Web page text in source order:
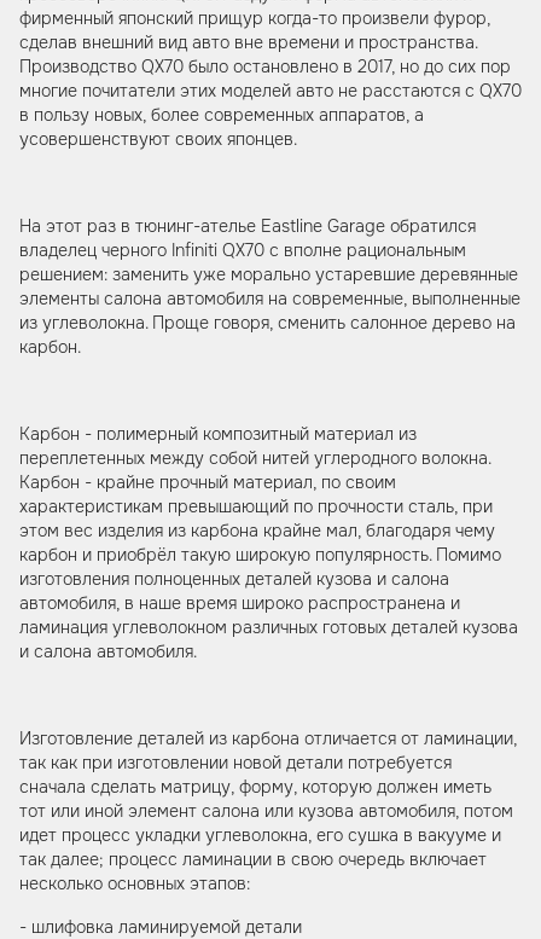
фирменный японский прищур когда-то произвели фурор,
сделав внешний вид авто вне времени и пространства.
Производство QX70 было остановлено в 2017, но до сих пор
многие почитатели этих моделей авто не расстаются с QX70
в пользу новых, более современных аппаратов, а
усовершенствуют своих японцев.
На этот раз в тюнинг-ателье Eastline Garage обратился
владелец черного Infiniti QX70 с вполне рациональным
решением: заменить уже морально устаревшие деревянные
элементы салона автомобиля на современные, выполненные
из углеволокна. Проще говоря, сменить салонное дерево на
карбон.
Карбон - полимерный композитный материал из
переплетенных между собой нитей углеродного волокна.
Карбон - крайне прочный материал, по своим
характеристикам превышающий по прочности сталь, при
этом вес изделия из карбона крайне мал, благодаря чему
карбон и приобрёл такую широкую популярность. Помимо
изготовления полноценных деталей кузова и салона
автомобиля, в наше время широко распространена и
ламинация углеволокном различных готовых деталей кузова
и салона автомобиля.
Изготовление деталей из карбона отличается от ламинации,
так как при изготовлении новой детали потребуется
сначала сделать матрицу, форму, которую должен иметь
тот или иной элемент салона или кузова автомобиля, потом
идет процесс укладки углеволокна, его сушка в вакууме и
так далее; процесс ламинации в свою очередь включает
несколько основных этапов:
- шлифовка ламинируемой детали